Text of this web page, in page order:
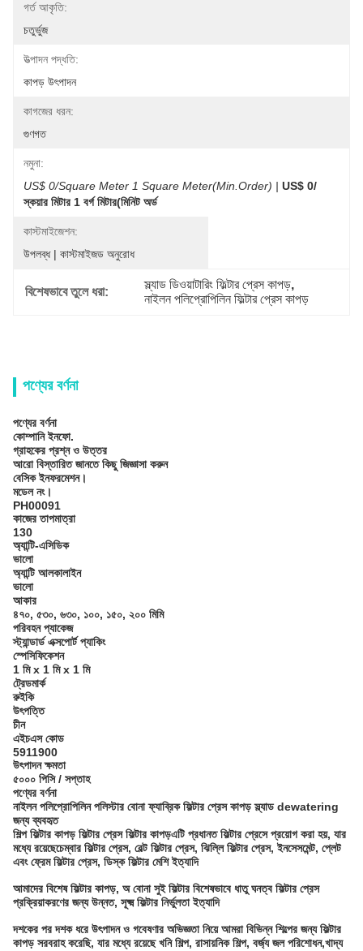
গর্ত আকৃতি:
চতুর্ভুজ
উত্পাদন পদ্ধতি:
কাপড় উৎপাদন
কাগজের ধরন:
গুণগত
নমুনা:
US$ 0/Square Meter 1 Square Meter(Min.Order) | US$ 0/
স্কয়ার মিটার 1 বর্গ মিটার(মিনিট অর্ড
কাস্টমাইজেশন:
উপলব্ধ | কাস্টমাইজড অনুরোধ
বিশেষভাবে তুলে ধরা:
স্ল্যাড ডিওয়াটারিং ফিল্টার প্রেস কাপড়,
নাইলন পলিপ্রোপিলিন ফিল্টার প্রেস কাপড়
পণ্যের বর্ণনা
পণ্যের বর্ণনা
কোম্পানি ইনফো.
গ্রাহকের প্রশ্ন ও উত্তর
আরো বিস্তারিত জানতে কিছু জিজ্ঞাসা করুন
বেসিক ইনফরমেশন।
মডেল নং।
PH00091
কাজের তাপমাত্রা
130
অ্যান্টি-এসিডিক
ভালো
অ্যান্টি আলকালাইন
ভালো
আকার
৪৭০, ৫৩০, ৬৩০, ১০০, ১৫০, ২০০ মিমি
পরিবহন প্যাকেজ
স্ট্যান্ডার্ড এক্সপোর্ট প্যাকিং
স্পেসিফিকেশন
1 মি x 1 মি x 1 মি
ট্রেডমার্ক
রুইকি
উৎপত্তি
চীন
এইচএস কোড
5911900
উৎপাদন ক্ষমতা
৫০০০ পিসি / সপ্তাহ
পণ্যের বর্ণনা
নাইলন পলিপ্রোপিলিন পলিস্টার বোনা ফ্যাব্রিক ফিল্টার প্রেস কাপড় স্ল্যাড dewatering
জন্য ব্যবহৃত
শিল্প ফিল্টার কাপড় ফিল্টার প্রেস ফিল্টার কাপড়এটি প্রধানত ফিল্টার প্রেসে প্রয়োগ করা হয়, যার
মধ্যে রয়েছেচেম্বার ফিল্টার প্রেস, বেল্ট ফিল্টার প্রেস, ঝিল্লি ফিল্টার প্রেস, ইনসেসমেন্ট, প্লেট
এবং ফ্রেম ফিল্টার প্রেস, ডিস্ক ফিল্টার মেশি ইত্যাদি
আমাদের বিশেষ ফিল্টার কাপড়, অ বোনা সুই ফিল্টার বিশেষভাবে ধাতু ঘনত্ব ফিল্টার প্রেস
প্রক্রিয়াকরণের জন্য উন্নত, সূক্ষ্ম ফিল্টার নির্ভুলতা ইত্যাদি
দশকের পর দশক ধরে উৎপাদন ও গবেষণার অভিজ্ঞতা নিয়ে আমরা বিভিন্ন শিল্পের জন্য ফিল্টার
কাপড় সরবরাহ করেছি, যার মধ্যে রয়েছে খনি শিল্প, রাসায়নিক শিল্প, বর্জ্য জল পরিশোধন,খাদ্য